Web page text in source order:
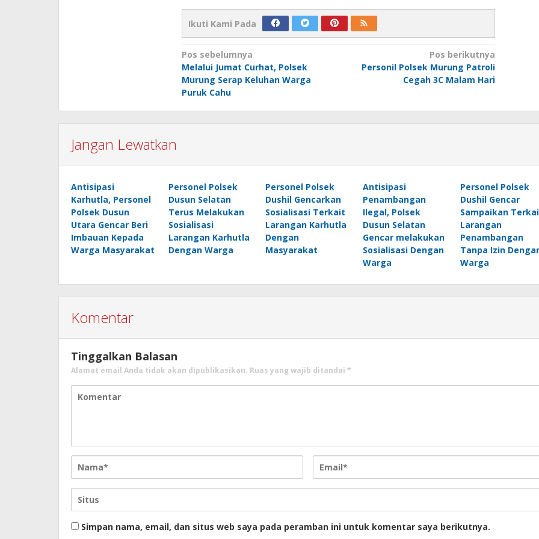
Ikuti Kami Pada
Navigasi
pos
Pos sebelumnya
Melalui Jumat Curhat, Polsek
Murung Serap Keluhan Warga
Puruk Cahu
Pos berikutnya
Personil Polsek Murung Patroli
Cegah 3C Malam Hari
Jangan Lewatkan
Antisipasi
Karhutla, Personel
Polsek Dusun
Utara Gencar Beri
Imbauan Kepada
Warga Masyarakat
Personel Polsek
Dusun Selatan
Terus Melakukan
Sosialisasi
Larangan Karhutla
Dengan Warga
Personel Polsek
Dushil Gencarkan
Sosialisasi Terkait
Larangan Karhutla
Dengan
Masyarakat
Antisipasi
Penambangan
Ilegal, Polsek
Dusun Selatan
Gencar melakukan
Sosialisasi Dengan
Warga
Personel Polsek
Dushil Gencar
Sampaikan
Larangan
Penambangan
Tanpa Izin
Warga
Komentar
Tinggalkan Balasan
Alamat email Anda tidak akan dipublikasikan. Ruas yang wajib ditandai *
Simpan nama, email, dan situs web saya pada peramban ini untuk komentar saya berikutnya.